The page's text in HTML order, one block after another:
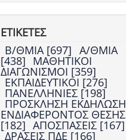
ΕΤΙΚΕΤΕΣ
Β/ΘΜΙΑ [697] Α/ΘΜΙΑ
[438] ΜΑΘΗΤΙΚΟΙ
ΔΙΑΓΩΝΙΣΜΟΙ [359]
ΕΚΠΑΙΔΕΥΤΙΚΟΙ [276]
ΠΑΝΕΛΛΗΝΙΕΣ [198]
ΠΡΟΣΚΛΗΣΗ ΕΚΔΗΛΩΣΗ
ΕΝΔΙΑΦΕΡΟΝΤΟΣ ΘΕΣΗΣ
[182] ΑΠΟΣΠΑΣΕΙΣ [167]
ΔΡΑΣΕΙΣ ΠΔΕ [166]